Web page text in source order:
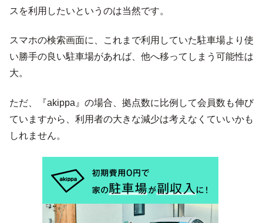
スを利用したいというのは当然です。
スマホの検索画面に、これまで利用していた駐車場より使
い勝手の良い駐車場があれば、他へ移ってしまう可能性は
大。
ただ、『akippa』の場合、拠点数に比例して会員数も伸び
ていますから、利用者の大きな減少は考えなくていいかも
しれません。